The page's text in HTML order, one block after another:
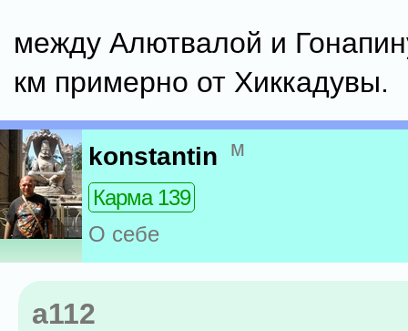
между Алютвалой и
км примерно от Хиккадувы.
konstantin м
Карма 139
О себе
a112